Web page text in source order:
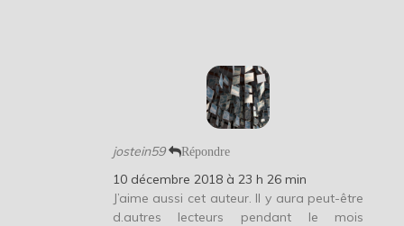
jostein59 Répondre
10 décembre 2018 à 23 h 26 min
J’aime aussi cet auteur. Il y aura peut-être
d.autres lecteurs pendant le mois